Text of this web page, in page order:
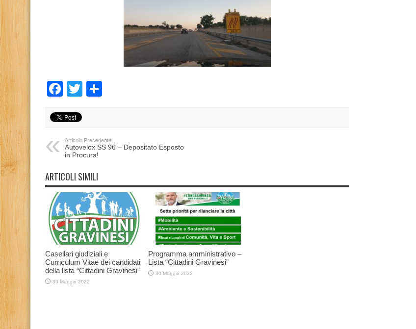
Facebook
Twitter
Articolo Precedente
Autovelox SS 96 – Depositato Esposto
in Procura!
ARTICOLI SIMILI
Casellari giudiziali e
Curriculum Vitae dei candidati
della lista “Cittadini Gravinesi”
30 Maggio 2022
Programma amministrativo –
Lista “Cittadini Gravinesi”
30 Maggio 2022